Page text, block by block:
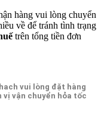
hàng vui lòng chuyển
về để tránh tình trạng
trên tổng tiền đơn
vui lòng đặt hàng
vị vận chuyển hỏa tốc